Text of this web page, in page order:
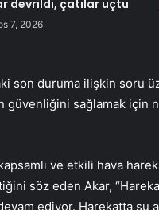
devrildi, çatılar uçtu
7, 2026
son duruma ilişkin
güvenliğini sağlamak
ve etkili hava
söz eden Akar,
ediyor. Harekatta